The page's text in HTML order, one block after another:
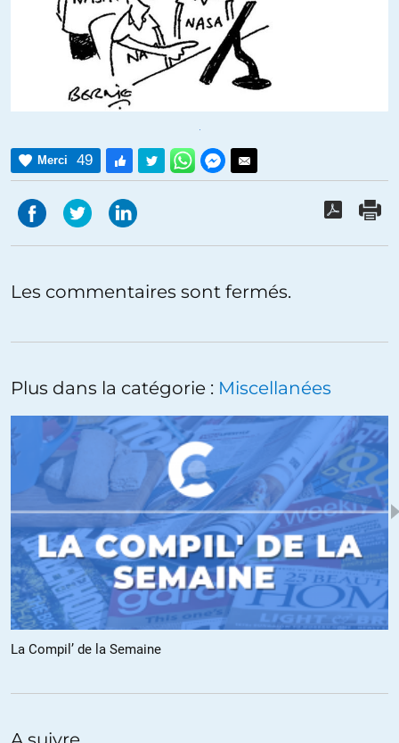
Merci 49
Les commentaires sont fermés.
Plus dans la catégorie : Miscellanées
La Compil’ de la Semaine